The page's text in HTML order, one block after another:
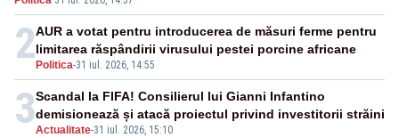
2 Politica-31 iul. 2026, 14:55
AUR a votat pentru introducerea de măsuri ferme pentru
limitarea răspândirii virusului pestei porcine africane
3Actualitate-31 iul. 2026, 15:10
Scandal la FIFA! Consilierul lui Gianni Infantino
demisionează și atacă proiectul privind investitorii străini